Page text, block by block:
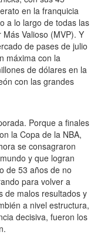
en la franquicia
a lo largo de todas las
Valioso (MVP). Y
de pases de julio
máxima con la
de dólares en la
con las grandes
Porque a finales
la Copa de la NBA,
se consagraron
y que logran
de 53 años de no
para volver a
de malos resultados y
a nivel estructura,
decisiva, fueron los